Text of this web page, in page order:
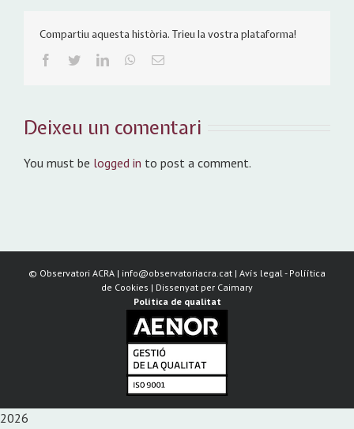
Compartiu aquesta història. Trieu la vostra plataforma!
Facebook
TwitterLinkedInWhatsApp
Email:
Deixeu un comentari
You must be logged in to post a comment.
© Observatori ACRA | info@observatoriacra.cat | Avís legal- Políítica
de Cookies | Dissenyat per Caimary
Política de qualitat
2026